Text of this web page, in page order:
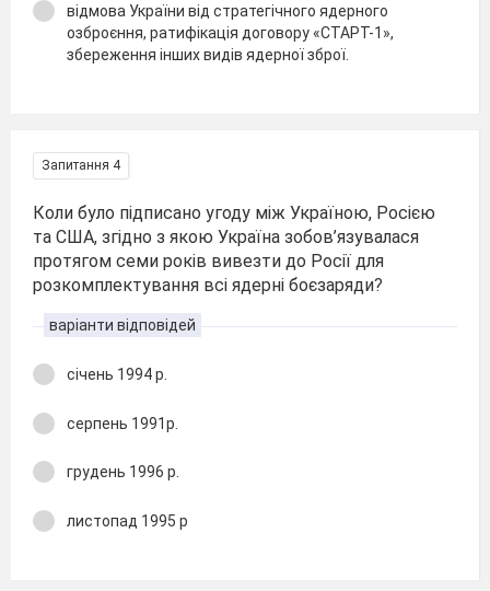
відмова України від стратегічного ядерного
озброєння, ратифікація договору «СТАРТ-1»,
збереження інших видів ядерної зброї.
Запитання 4
Коли було підписано угоду між Україною, Росією
та США, згідно з якою Україна зобов’язувалася
протягом семи років вивезти до Росії для
розкомплектування всі ядерні боєзаряди?
варіанти відповідей
січень 1994 р.
серпень 1991р.
грудень 1996 р.
листопад 1995 р